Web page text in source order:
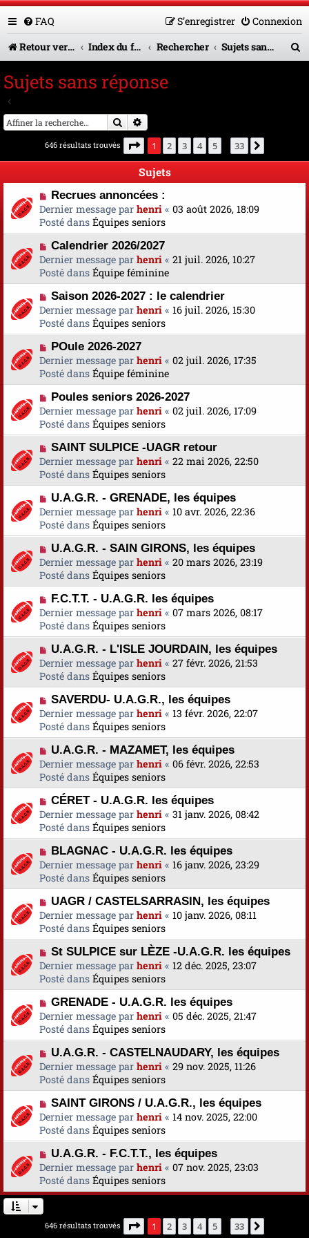
FAQ Connexion
S’enregistrer
Retour vers le site U.A.G.R.
Index du forum Rechercher Sujets sans réponse
Sujets sans réponse
Rechercher
646 résultats trouvés Page 1sur33
1 2 3 4 5 33
Sujets
N
o
u
v
e
a
u
m
e
s
s
a
g
e
Recrues annoncées :
Dernier message par henri « 03 août 2026, 18:09
Posté dans Équipes seniors
N
o
u
v
e
a
u
m
e
s
s
a
g
e
Calendrier 2026/2027
Dernier message par henri « 21 juil. 2026, 10:27
Posté dans Équipe féminine
N
o
u
v
e
a
u
m
e
s
s
a
g
e
Saison 2026-2027 : le calendrier
Dernier message par henri « 16 juil. 2026, 15:30
Posté dans Équipes seniors
N
o
u
v
e
a
u
m
e
s
s
a
g
e
POule 2026-2027
Dernier message par henri « 02 juil. 2026, 17:35
Posté dans Équipe féminine
N
o
u
v
e
a
u
m
e
s
s
a
g
e
Poules seniors 2026-2027
Dernier message par henri « 02 juil. 2026, 17:09
Posté dans Équipes seniors
N
o
u
v
e
a
u
m
e
s
s
a
g
e
SAINT SULPICE -UAGR retour
Dernier message par henri « 22 mai 2026, 22:50
Posté dans Équipes seniors
N
o
u
v
e
a
u
m
e
s
s
a
g
e
U.A.G.R. - GRENADE, les équipes
Dernier message par henri « 10 avr. 2026, 22:36
Posté dans Équipes seniors
N
o
u
v
e
a
u
m
e
s
s
a
g
e
U.A.G.R. - SAIN GIRONS, les équipes
Dernier message par henri « 20 mars 2026, 23:19
Posté dans Équipes seniors
N
o
u
v
e
a
u
m
e
s
s
a
g
e
F.C.T.T. - U.A.G.R. les équipes
Dernier message par henri « 07 mars 2026, 08:17
Posté dans Équipes seniors
N
o
u
v
e
a
u
m
e
s
s
a
g
e
U.A.G.R. - L'ISLE JOURDAIN, les équipes
Dernier message par henri « 27 févr. 2026, 21:53
Posté dans Équipes seniors
N
o
u
v
e
a
u
m
e
s
s
a
g
e
SAVERDU- U.A.G.R., les équipes
Dernier message par henri « 13 févr. 2026, 22:07
Posté dans Équipes seniors
N
o
u
v
e
a
u
m
e
s
s
a
g
e
U.A.G.R. - MAZAMET, les équipes
Dernier message par henri « 06 févr. 2026, 22:53
Posté dans Équipes seniors
N
o
u
v
e
a
u
m
e
s
s
a
g
e
CÉRET - U.A.G.R. les équipes
Dernier message par henri « 31 janv. 2026, 08:42
Posté dans Équipes seniors
N
o
u
v
e
a
u
m
e
s
s
a
g
e
BLAGNAC - U.A.G.R. les équipes
Dernier message par henri « 16 janv. 2026, 23:29
Posté dans Équipes seniors
N
o
u
v
e
a
u
m
e
s
s
a
g
e
UAGR / CASTELSARRASIN, les équipes
Dernier message par henri « 10 janv. 2026, 08:11
Posté dans Équipes seniors
N
o
u
v
e
a
u
m
e
s
s
a
g
e
St SULPICE sur LÈZE -U.A.G.R. les équipes
Dernier message par henri « 12 déc. 2025, 23:07
Posté dans Équipes seniors
N
o
u
v
e
a
u
m
e
s
s
a
g
e
GRENADE - U.A.G.R. les équipes
Dernier message par henri « 05 déc. 2025, 21:47
Posté dans Équipes seniors
N
o
u
v
e
a
u
m
e
s
s
a
e
U.A.G.R. - CASTELNAUDARY, les équipes
Dernier message par henri « 29 nov. 2025, 11:26
Posté dans Équipes seniors
N
o
u
v
e
a
u
m
s
SAINT GIRONS / U.A.G.R., les équipes
Dernier message par henri « 14 nov. 2025, 22:00
Posté dans Équipes seniors
N
o
u
v
u
U.A.G.R. - F.C.T.T., les équipes
Dernier message par henri « 07 nov. 2025, 23:03
Posté dans Équipes seniors
646 résultats trouvés Page 1sur33
1 2 3 4 5 33